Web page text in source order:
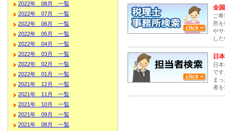
2022年 08月 一覧
2022年 07月 一覧
2022年 06月 一覧
2022年 05月 一覧
2022年 04月 一覧
2022年 03月 一覧
2022年 02月 一覧
2022年 01月 一覧
2021年 12月 一覧
2021年 11月 一覧
2021年 10月 一覧
2021年 09月 一覧
2021年 08月 一覧
全
ご
所
やサ
し
日
日
です
ま
者を